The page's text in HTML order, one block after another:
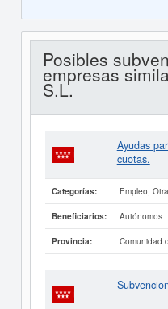
Posibles
empresas
S.L.
Ayudas
cuotas.
Categorías: Empleo,
Beneficiarios: Autónomos
Provincia: Comunidad